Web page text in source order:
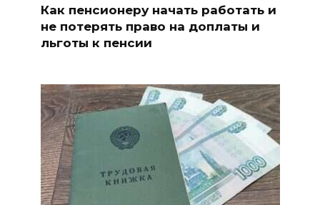
Как пенсионеру начать работать и
не потерять право на доплаты и
льготы к пенсии